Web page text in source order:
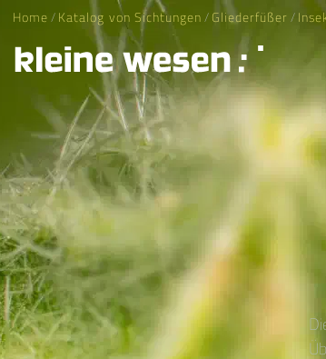
Home/Katalog von Sichtungen/Gliederfüßer/